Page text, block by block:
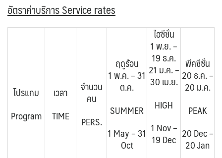
อัตราค่าบริการ Service rates
โปรแกม
Program
เวลา
TIME
จำนวน
คน
PERS.
ฤดูร้อน
1 พ.ค. – 31
ต.ค.
SUMMER
1 May – 31
Oct
ไฮซีซั่น
1 พ.ย. –
19 ธ.ค.
21 ม.ค. –
30 เม.ย.
HIGH
1 Nov –
19 Dec
พีคซีซั่น
20 ธ.ค. –
20 ม.ค.
PEAK
20 Dec –
20 Jan